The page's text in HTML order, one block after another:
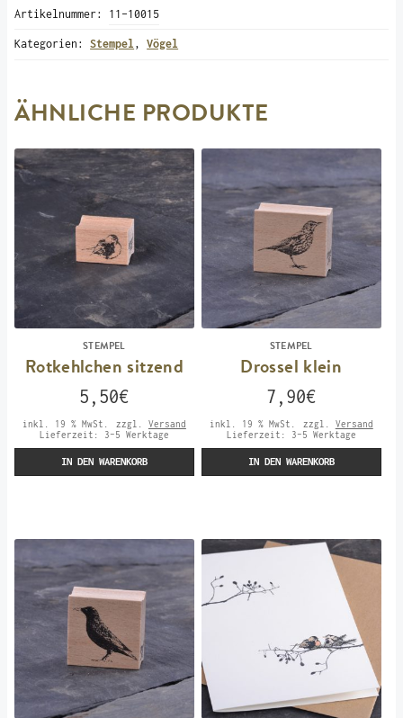
Menge
Artikelnummer: 11-10015
Kategorien:Stempel ,Vögel
ÄHNLICHE PRODUKTE
STEMPEL
Rotkehlchen sitzend
5,50€
inkl. 19 % MwSt. zzgl. Versand
Lieferzeit: 3-5 Werktage
IN DEN WARENKORB
STEMPEL
Drossel klein
7,90€
inkl. 19 % MwSt. zzgl. Versand
Lieferzeit:
3-5 Werktage
IN DEN WARENKORB